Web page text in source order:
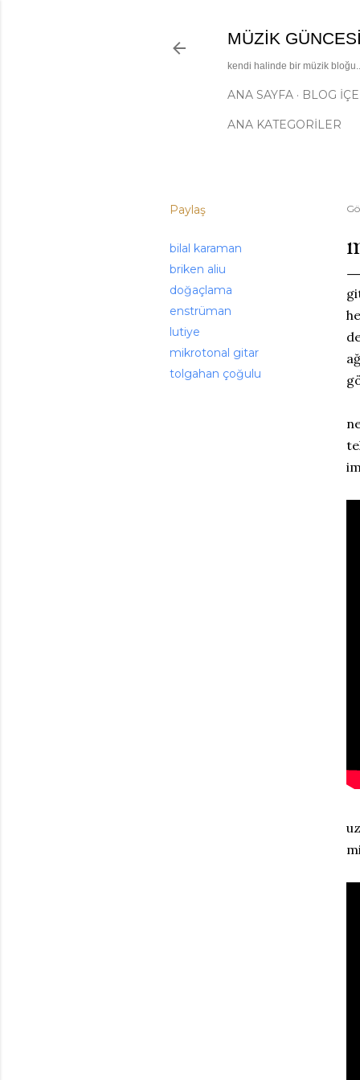
MÜZIK
kendi halinde bir müzik
ANA SAYFA BLOG
ANA KATEGORİLER
Paylaş
bilal karaman
briken aliu
doğaçlama
enstrüman
lutiye
mikrotonal gitar
tolgahan çoğulu